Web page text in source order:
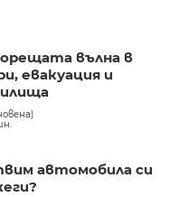
вълна в
евакуация и
автомобила си